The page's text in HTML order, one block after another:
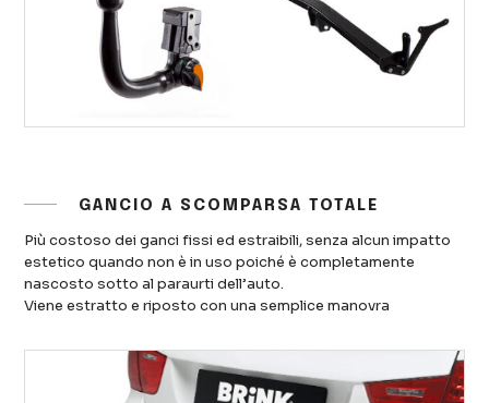
GANCIO A SCOMPARSA TOTALE
Più costoso dei ganci fissi ed estraibili, senza alcun impatto
estetico quando non è in uso poiché è completamente
nascosto sotto al paraurti dell’auto.
Viene estratto e riposto con una semplice manovra